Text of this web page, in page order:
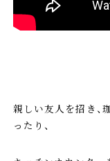
親しい友人を招き、
ったり、